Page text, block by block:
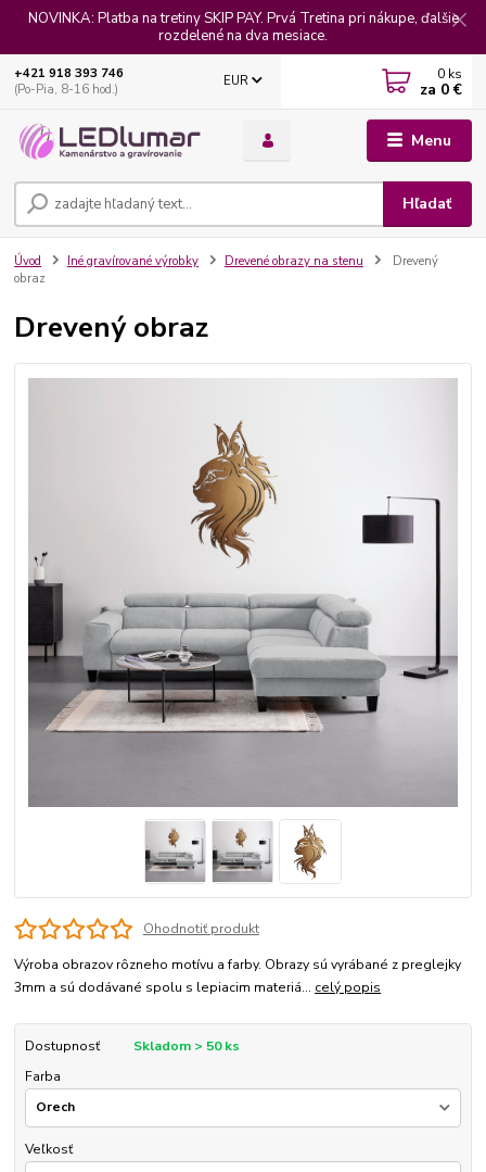
NOVINKA: Platba na tretiny SKIP PAY. Prvá Tretina pri nákupe, ďalšie
rozdelené na dva mesiace.
Menu
EUR
Hľadať
+421 918 393 746
(Po-Pia, 8-16 hod.)
0 ks
za 0 €
Úvod Iné gravírované výrobky Drevené obrazy na stenu
Drevený
obraz
Drevený obraz
Ohodnotiť produkt
Výroba obrazov rôzneho motívu a farby. Obrazy sú vyrábané z preglejky
3mm a sú dodávané spolu s lepiacim materiá... celý popis
Dostupnosť
Skladom > 50 ks
Farba
Veľkosť